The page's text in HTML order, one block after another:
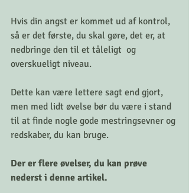
Hvis din angst er kommet ud af kontrol,
så er det første, du skal gøre, det er, at
nedbringe den til et tåleligt  og
overskueligt niveau.
Dette kan være lettere sagt end gjort,
men med lidt øvelse bør du være i stand
til at finde nogle gode mestringsevner og
redskaber, du kan bruge.
Der er flere øvelser, du kan prøve
nederst i denne artikel.